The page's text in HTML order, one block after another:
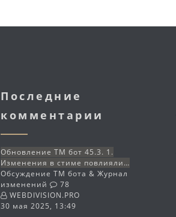
Последние
комментарии
Обновление TM бот 45.3. 1.
Изменения в стиме повлияли…
Обсуждение TM бота & Журнал
изменений
78
WEBDIVISION.PRO
30 мая 2025, 13:49